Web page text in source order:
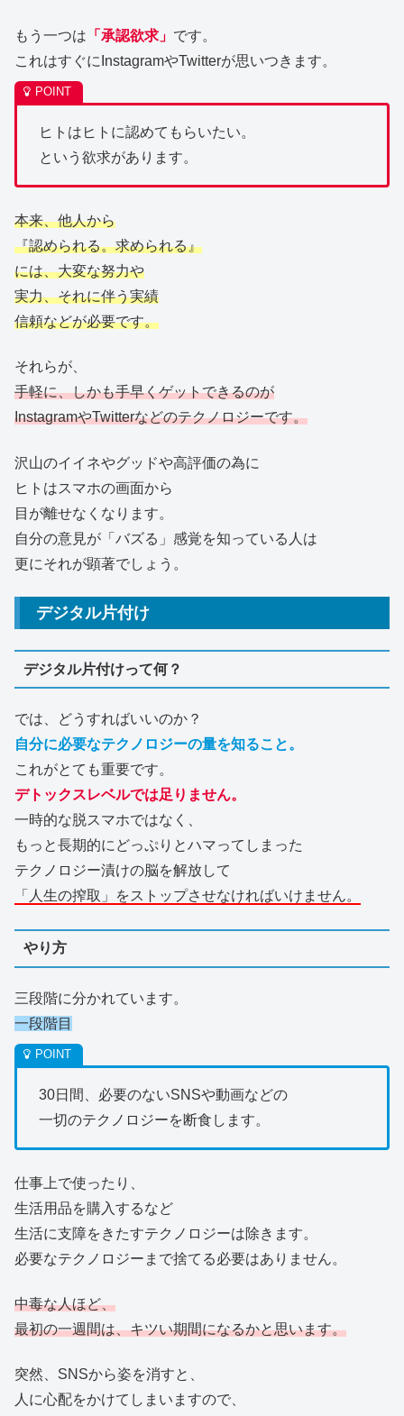
もう一つは 「承認欲求」 です。
これはすぐにInstagramやTwitterが思いつきます。
ヒトはヒトに認めてもらいたい。
という欲求があります。
本来、他人から
『認められる。求められる』
には、大変な努力や
実力、それに伴う実績
信頼などが必要です。
それらが、
手軽に、しかも手早くゲットできるのが
InstagramやTwitterなどのテクノロジーです。
沢山のイイネやグッドや高評価の為に
ヒトはスマホの画面から
目が離せなくなります。
自分の意見が「バズる」感覚を知っている人は
更にそれが顕著でしょう。
デジタル片付け
デジタル片付けって何？
では、どうすればいいのか？
自分に必要なテクノロジーの量を知ること。
これがとても重要です。
デトックスレベルでは足りません。
一時的な脱スマホではなく、
もっと長期的にどっぷりとハマってしまった
テクノロジー漬けの脳を解放して
「人生の搾取」をストップさせなければいけません。
やり方
三段階に分かれています。
一段階目
30日間、必要のないSNSや動画などの
一切のテクノロジーを断食します。
仕事上で使ったり、
生活用品を購入するなど
生活に支障をきたすテクノロジーは除きます。
必要なテクノロジーまで捨てる必要はありません。
中毒な人ほど、
最初の一週間は、キツい期間になるかと思います。
突然、SNSから姿を消すと、
人に心配をかけてしまいますので、